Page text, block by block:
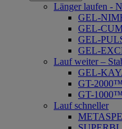
Länger laufen -
GEL-
GEL-
GEL-
GEL-
Lauf weiter –
GEL-
GT-2000™
GT-1000™
Lauf schneller